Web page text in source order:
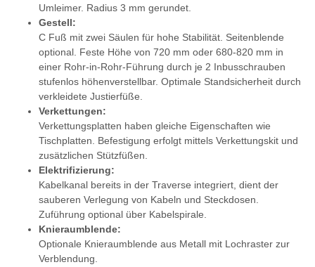
Umleimer. Radius 3 mm gerundet.
Gestell:
C Fuß mit zwei Säulen für hohe Stabilität. Seitenblende
optional. Feste Höhe von 720 mm oder 680-820 mm in
einer Rohr-in-Rohr-Führung durch je 2 Inbusschrauben
stufenlos höhenverstellbar. Optimale Standsicherheit durch
verkleidete Justierfüße.
Verkettungen:
Verkettungsplatten haben gleiche Eigenschaften wie
Tischplatten. Befestigung erfolgt mittels Verkettungskit und
zusätzlichen Stützfüßen.
Elektrifizierung:
Kabelkanal bereits in der Traverse integriert, dient der
sauberen Verlegung von Kabeln und Steckdosen.
Zuführung optional über Kabelspirale.
Knieraumblende:
Optionale Knieraumblende aus Metall mit Lochraster zur
Verblendung.